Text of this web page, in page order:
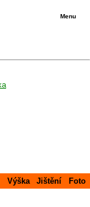
Menu
Výška Jištění
Foto